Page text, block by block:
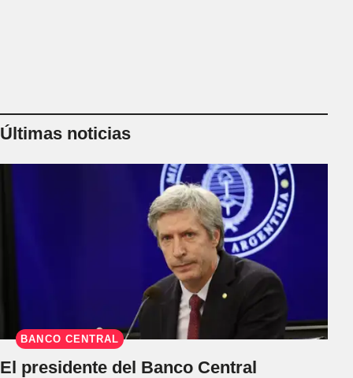
Últimas noticias
BANCO CENTRAL
El presidente del Banco Central